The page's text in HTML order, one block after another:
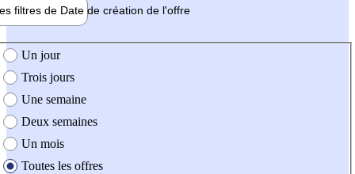
filtres de Date de création de l'offre
création de l'offre
Un jour
Trois jours
Une semaine
Deux semaines
Un mois
Toutes les offres